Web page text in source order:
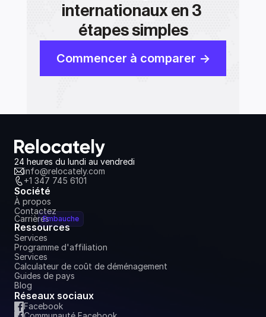
internationaux en 3
étapes simples
Commencer à comparer ->
24 heures du lundi au vendredi
info@relocately.com
+1 347 745 6101
Société
À propos
Contactez
CarrièresEmbauche
Ressources
Services
Programme d'affiliation
Services
Calculateur de coût de déménagement
Guides de pays
Blog
Réseaux sociaux
Facebook